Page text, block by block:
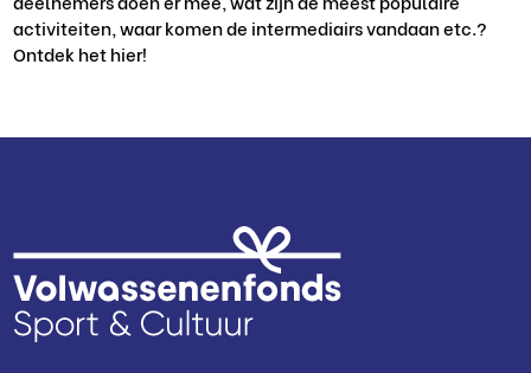
activiteiten, waar komen de intermediairs vandaan etc.?
Ontdek het hier!